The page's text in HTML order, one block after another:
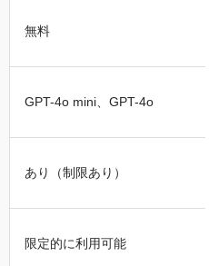
無料
GPT-4o mini、GPT-4o
あり（制限あり）
限定的に利用可能